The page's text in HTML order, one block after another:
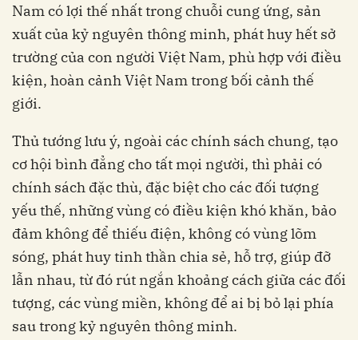
Nam có lợi thế nhất trong chuỗi cung ứng, sản
xuất của kỷ nguyên thông minh, phát huy hết sở
trường của con người Việt Nam, phù hợp với điều
kiện, hoàn cảnh Việt Nam trong bối cảnh thế
giới.
Thủ tướng lưu ý, ngoài các chính sách chung, tạo
cơ hội bình đẳng cho tất mọi người, thì phải có
chính sách đặc thù, đặc biệt cho các đối tượng
yếu thế, những vùng có điều kiện khó khăn, bảo
đảm không để thiếu điện, không có vùng lõm
sóng, phát huy tinh thần chia sẻ, hỗ trợ, giúp đỡ
lẫn nhau, từ đó rút ngắn khoảng cách giữa các đối
tượng, các vùng miền, không để ai bị bỏ lại phía
sau trong kỷ nguyên thông minh.